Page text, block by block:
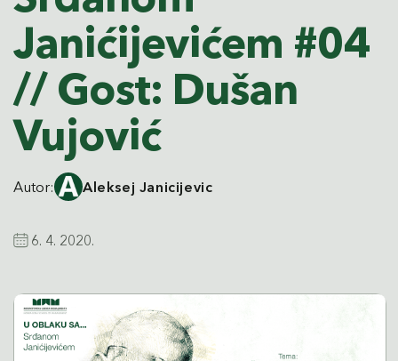
Janićijevićem #04
// Gost: Dušan
Vujović
Autor: Aleksej Janicijevic
6. 4. 2020.